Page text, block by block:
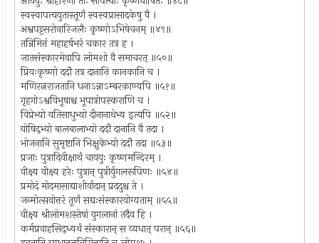
स्वस्वापत्ययुतास्तूर्णं स्वस्वप्रासादकेषु वै ।
अश्वपट्टसरोवारिजलैः कृष्णोऽभिषेचनम् ॥४९॥
तन्निमित्तं महाहर्षभरं चकार तत्र ह ।
जातसंस्कारमेवापि लोमशो वै समाचरत् ॥५०॥
प्रियःकृष्णो ददौ तत्र दानानि कानकानि च ।
मणिरत्नराजतानि धनाऽन्नाऽम्बरकाण्यपि ॥५१॥
गृहगोऽश्वविभूषाश्च भूपात्रोपस्कराणि च ।
विप्रेभ्यो यतिसाधुभ्यो दीनानाथेभ्य इत्यपि ॥५२॥
योषिद्भ्यो बालबालाभ्यो ददौ दानानि वै तदा ।
भोजनानि सुमृष्टानि भिक्षुकेभ्यो ददौ तदा ॥५३॥
प्रजाः पुत्रादिवीक्षार्थं चाययुः कृष्णमन्दिरम् ।
वीक्ष्य वीक्ष्य हरेः पुत्रान् पुत्रीर्युगलरूपिणः ॥५४॥
प्रमोदं मोदमासाद्याशीर्वादान् प्रददुश्च ते ।
जन्मोत्सवोत्तरं तूर्णं सद्यःसंस्कारयोग्यताम् ॥५५॥
वीक्ष्य श्रीलोमशस्तेषां युगलानां तदैव हि ।
कर्मप्रवाहसिद्ध्यर्थं संस्कारान् स व्यधात् परान् ॥५६॥